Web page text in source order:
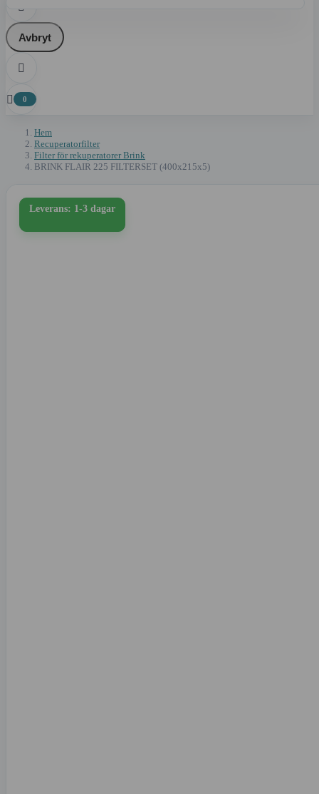

Avbryt

 0
Hem
Recuperatorfilter
Filter för rekuperatorer Brink
BRINK FLAIR 225 FILTERSET (400x215x5)
Leverans: 1-3 dagar